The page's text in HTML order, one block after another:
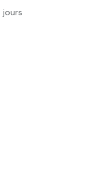
jours